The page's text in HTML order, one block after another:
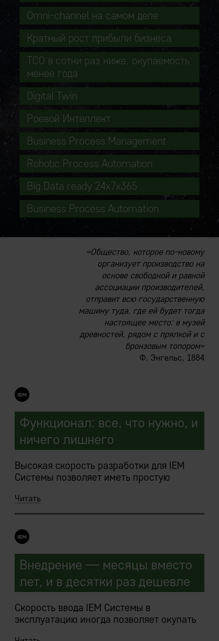
Omni-channel на самом деле
Кратный рост прибыли бизнеса
TCO в сотни раз ниже, окупаемость
менее года
Digital Twin
Роевой Интеллект
Business Process Management
Robotic Process Automation
Big Data ready 24x7x365
Business Process Automation
«Общество, которое по-новому
организует производство на
основе свободной и равной
ассоциации производителей,
отправит всю государственную
машину туда, где ей будет тогда
настоящее место: в музей
древностей, рядом с прялкой и с
бронзовым топором»
Ф. Энгельс, 1884
Функционал: все, что нужно, и
ничего лишнего
Высокая скорость разработки для IEM
Системы позволяет иметь простую
функциональность наращивается
быстро.
Внедряемые IEM-решения являются
сборными, под требования конкретного
предприятия, конструкторами.
Заказчик в ходе предпроектных работ
мечтает «хочу то, то и то, и еще вот
такую-то клевую штуку где-то слышал, ее
тоже хочу».
Читать
Внедрение — месяцы вместо
лет, и в десятки раз дешевле
Скорость ввода IEM Системы в
эксплуатацию иногда позволяет окупать